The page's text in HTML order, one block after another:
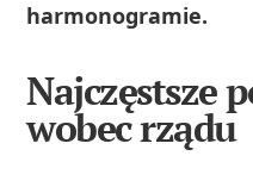
harmonogramie.
Najczęstsze
wobec rządu